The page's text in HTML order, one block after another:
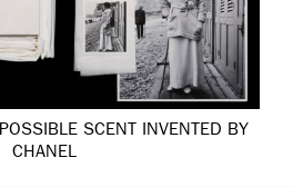
SCENT INVENTED BY
CHANEL